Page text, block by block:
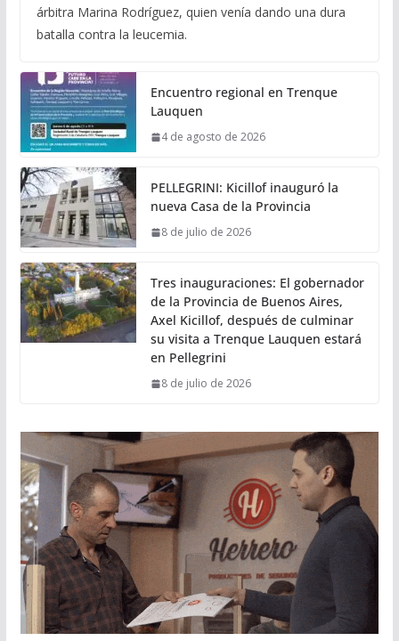
árbitra Marina Rodríguez, quien venía dando una dura
batalla contra la leucemia.
Encuentro regional en Trenque
Lauquen
4 de agosto de 2026
PELLEGRINI: Kicillof inauguró la
nueva Casa de la Provincia
8 de julio de 2026
Tres inauguraciones: El gobernador
de la Provincia de Buenos Aires,
Axel Kicillof, después de culminar
su visita a Trenque Lauquen estará
en Pellegrini
8 de julio de 2026